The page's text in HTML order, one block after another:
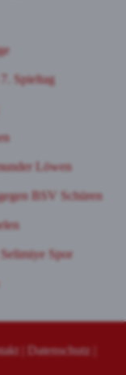
Spieltag
Löwen
BSV Schüren
Spor
Datenschutz